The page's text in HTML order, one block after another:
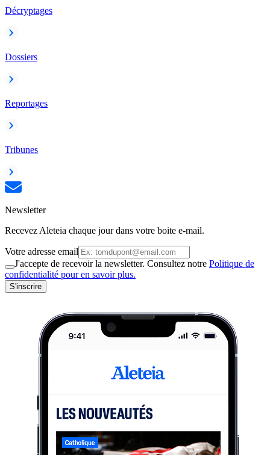
Décryptages
Dossiers
Reportages
Tribunes
Newsletter
Recevez Aleteia chaque jour dans votre boite e-mail.
Votre adresse email
J'accepte de recevoir la newsletter. Consultez notre Politique de
confidentialité pour en savoir plus.
S'inscrire